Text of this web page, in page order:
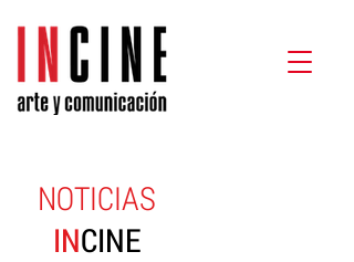
NOTICIAS
INCINE